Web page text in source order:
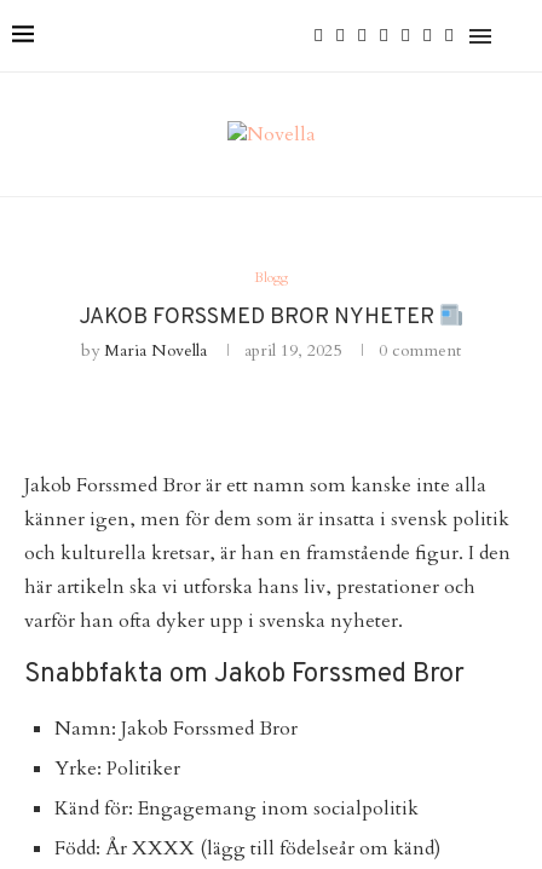
Blogg
JAKOB FORSSMED BROR NYHETER
byMaria Novella april 19, 2025 0 comment
Jakob Forssmed Bror är ett namn som kanske inte alla
känner igen, men för dem som är insatta i svensk politik
och kulturella kretsar, är han en framstående figur. I den
här artikeln ska vi utforska hans liv, prestationer och
varför han ofta dyker upp i svenska nyheter.
Snabbfakta om Jakob Forssmed Bror
Namn: Jakob Forssmed Bror
Yrke: Politiker
Känd för: Engagemang inom socialpolitik
Född: År XXXX (lägg till födelseår om känd)